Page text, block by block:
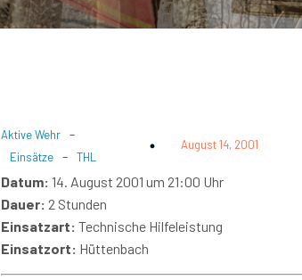
Aktive Wehr -
Einsätze - THL
August 14, 2001
Datum: 14. August 2001 um 21:00 Uhr
Dauer: 2 Stunden
Einsatzart: Technische Hilfeleistung
Einsatzort: Hüttenbach